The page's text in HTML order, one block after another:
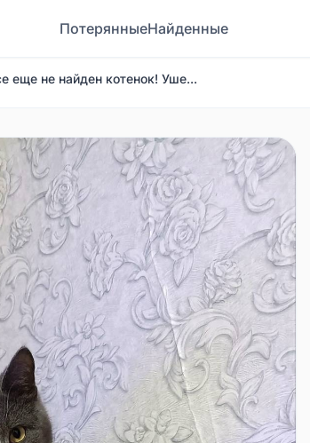
ПотерянныеНайденные
еще не найден котенок! Уше...